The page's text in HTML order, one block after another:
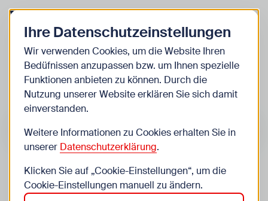
Zurück zur Startseite Zum
Kinder
Veranstaltungen
Suche im Bereich “Kinder”
Suchen
Veranstaltungen in Wien im Bereich “Kinder”
Ihre Datenschutzeinstellungen
Wir verwenden Cookies, um die Website Ihren
Bedüfnissen anzupassen bzw. um Ihnen spezielle
Funktionen anbieten zu können. Durch die
Nutzung unserer Website erklären Sie sich damit
einverstanden.
Weitere Informationen zu Cookies erhalten Sie in
unserer Datenschutzerklärung.
Klicken Sie auf „Cookie-Einstellungen“, um die
Cookie-Einstellungen manuell zu ändern.